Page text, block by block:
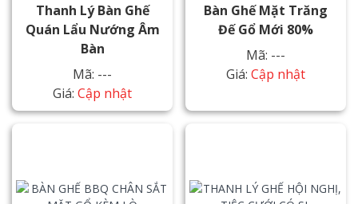
Thanh Lý Bàn Ghế
Quán Lẩu Nướng Âm
Bàn
Mã: ---
Giá: Cập nhật
Bàn Ghế Mặt Trăng
Đế Gổ Mới 80%
Mã: ---
Giá: Cập nhật